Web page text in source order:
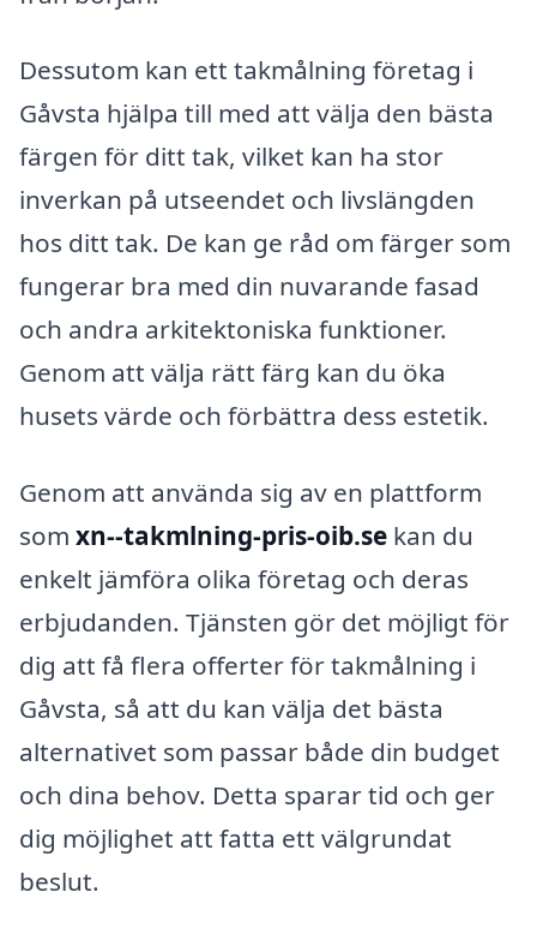
Dessutom kan ett takmålning företag i
Gåvsta hjälpa till med att välja den bästa
färgen för ditt tak, vilket kan ha stor
inverkan på utseendet och livslängden
hos ditt tak. De kan ge råd om färger som
fungerar bra med din nuvarande fasad
och andra arkitektoniska funktioner.
Genom att välja rätt färg kan du öka
husets värde och förbättra dess estetik.
Genom att använda sig av en plattform
som xn--takmlning-pris-oib.se kan du
enkelt jämföra olika företag och deras
erbjudanden. Tjänsten gör det möjligt för
dig att få flera offerter för takmålning i
Gåvsta, så att du kan välja det bästa
alternativet som passar både din budget
och dina behov. Detta sparar tid och ger
dig möjlighet att fatta ett välgrundat
beslut.